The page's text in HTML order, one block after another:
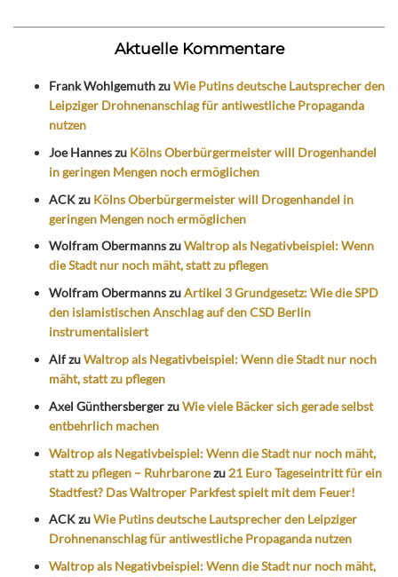
Aktuelle Kommentare
Frank WohlgemuthzuWie Putins deutsche Lautsprecher den
Leipziger Drohnenanschlag für antiwestliche Propaganda
nutzen
Joe Hanneszu Kölns Oberbürgermeister will Drogenhandel
in geringen Mengen noch ermöglichen
ACKzu Kölns Oberbürgermeister will Drogenhandel in
geringen Mengen noch ermöglichen
Wolfram ObermannszuWaltrop als Negativbeispiel: Wenn
die Stadt nur noch mäht, statt zu pflegen
Wolfram ObermannszuArtikel 3 Grundgesetz: Wie die SPD
den islamistischen Anschlag auf den CSD Berlin
instrumentalisiert
AlfzuWaltrop als Negativbeispiel: Wenn die Stadt nur noch
mäht, statt zu pflegen
Axel GünthersbergerzuWie viele Bäcker sich gerade selbst
entbehrlich machen
Waltrop als Negativbeispiel: Wenn die Stadt nur noch mäht,
statt zu pflegen – Ruhrbaronezu 21 Euro Tageseintritt für ein
Stadtfest? Das Waltroper Parkfest spielt mit dem Feuer!
ACKzuWie Putins deutsche Lautsprecher den Leipziger
Drohnenanschlag für antiwestliche Propaganda nutzen
Waltrop als Negativbeispiel: Wenn die Stadt nur noch mäht,